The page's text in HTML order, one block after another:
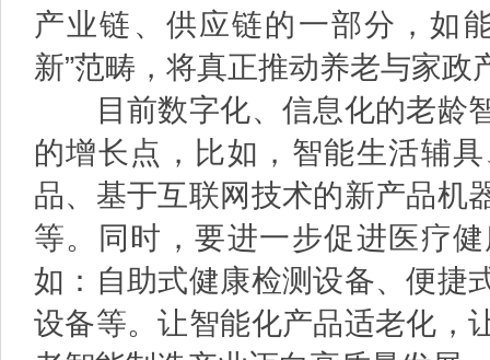
产业链、供应链的一部分，如
新”范畴，将真正推动养老与家政
目前数字化、信息化的老龄
的增长点，比如，智能生活辅
品、基于互联网技术的新产品机
等。同时，要进一步促进医疗
如：自助式健康检测设备、便捷
设备等。让智能化产品适老化，